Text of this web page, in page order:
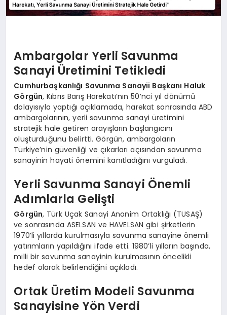
Ambargolar Yerli Savunma
Sanayi Üretimini Tetikledi
Cumhurbaşkanlığı Savunma Sanayii Başkanı Haluk
Görgün, Kıbrıs Barış Harekatı’nın 50’nci yıl dönümü
dolayısıyla yaptığı açıklamada, harekat sonrasında ABD
ambargolarının, yerli savunma sanayi üretimini
stratejik hale getiren arayışların başlangıcını
oluşturduğunu belirtti. Görgün, ambargoların
Türkiye’nin güvenliği ve çıkarları açısından savunma
sanayinin hayati önemini kanıtladığını vurguladı.
Yerli Savunma Sanayi Önemli
Adımlarla Gelişti
Görgün, Türk Uçak Sanayi Anonim Ortaklığı (TUSAŞ)
ve sonrasında ASELSAN ve HAVELSAN gibi şirketlerin
1970’li yıllarda kurulmasıyla savunma sanayine önemli
yatırımların yapıldığını ifade etti. 1980’li yılların başında,
milli bir savunma sanayinin kurulmasının öncelikli
hedef olarak belirlendiğini açıkladı.
Ortak Üretim Modeli Savunma
Sanayisine Yön Verdi